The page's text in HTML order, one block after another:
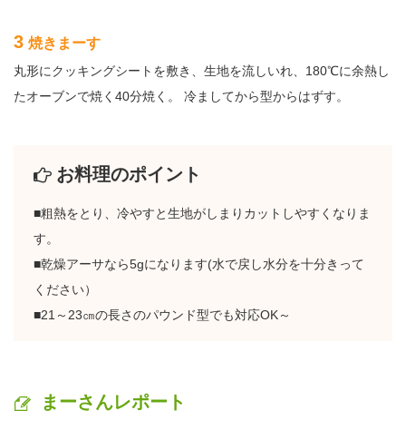
3 焼きまーす
丸形にクッキングシートを敷き、生地を流しいれ、180℃に余熱し
たオーブンで焼く40分焼く。 冷ましてから型からはずす。
お料理のポイント
■粗熱をとり、冷やすと生地がしまりカットしやすくなりま
す。
■乾燥アーサなら5gになります(水で戻し水分を十分きって
ください）
■21～23㎝の長さのパウンド型でも対応OK～
まーさんレポート